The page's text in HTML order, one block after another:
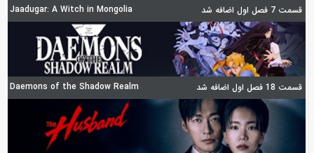
قسمت 7 فصل اول اضافه شد Jaadugar: A Witch in Mongolia
قسمت 18 فصل اول اضافه شد Daemons of the Shadow Realm